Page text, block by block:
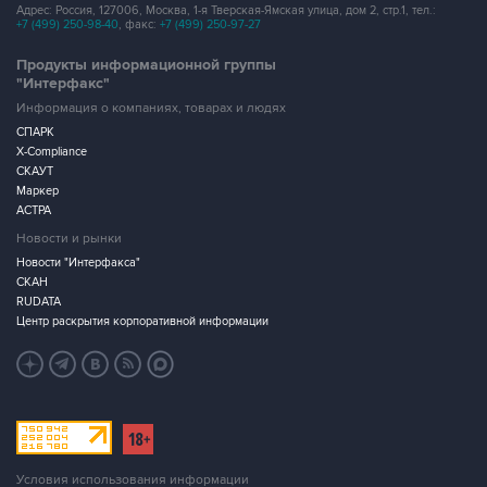
Адрес: Россия, 127006, Москва, 1-я Тверская-Ямская улица, дом 2, стр.1, тел.:
+7 (499) 250-98-40, факс: +7 (499) 250-97-27
Продукты информационной группы
"Интерфакс"
Информация о компаниях, товарах и людях
СПАРК
X-Compliance
СКАУТ
Маркер
АСТРА
Новости и рынки
Новости "Интерфакса"
СКАН
RUDATA
Центр раскрытия корпоративной информации
Условия использования информации